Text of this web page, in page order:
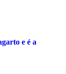
e é a